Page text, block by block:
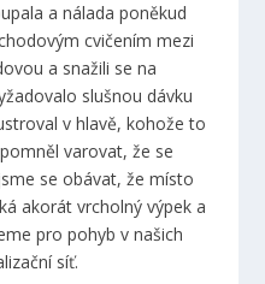
a nálada poněkud
cvičením mezi
a snažili se na
slušnou dávku
v hlavě, kohože to
varovat, že se
se obávat, že místo
akorát vrcholný výpek a
pro pohyb v našich
síť.